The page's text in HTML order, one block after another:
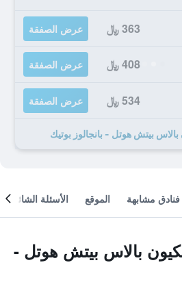
363 ﷼ عرض الصفقة
408 ﷼ عرض الصفقة
534 ﷼ عرض الصفقة
فنادق مشابهة الموقع الأسئلة الشائعة
بالاس بيتش هوتل -